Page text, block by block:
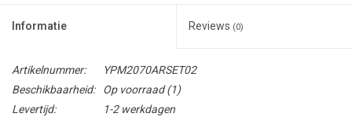
Informatie Reviews (0)
Artikelnummer:
YPM2070ARSET02
Beschikbaarheid:
Op voorraad(1)
Levertijd:
1-2 werkdagen